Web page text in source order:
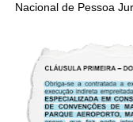
Nacional de Pessoa